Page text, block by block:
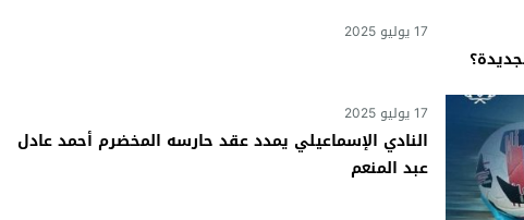
الدين الجزيري مع الزمالك
شمس الدين عميد كلية “آداب كفر الشيخ”
هل انتهت أزمة العالمي المالية؟
17 يوليو 2025
17 يوليو 2025
النادي الإسماعيلي يمدد عقد حارسه المخضرم أحمد عادل
عبد المنعم